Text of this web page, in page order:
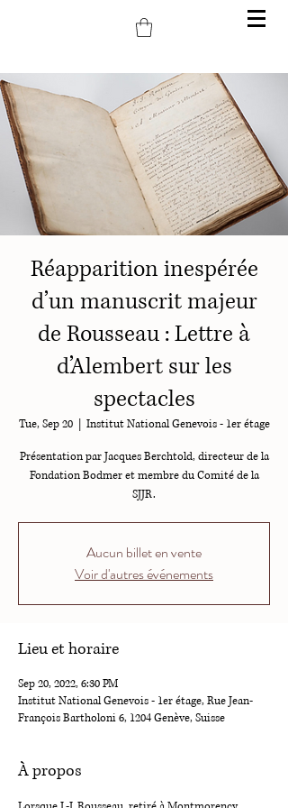
Réapparition inespérée
d’un manuscrit majeur
de Rousseau : Lettre à
d’Alembert sur les
spectacles
Tue, Sep 20
  |
Institut National Genevois - 1er étage
Présentation par Jacques Berchtold, directeur de la
Fondation Bodmer et membre du Comité de la
SJJR.
Aucun billet en vente
Voir d'autres événements
Lieu et horaire
Sep 20, 2022, 6:30 PM
Institut National Genevois - 1er étage, Rue Jean-
François Bartholoni 6, 1204 Genève, Suisse
À propos